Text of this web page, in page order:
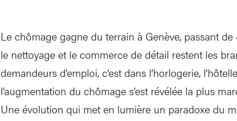
Le chômage gagne du terrain à Genève, passant
le nettoyage et le commerce de détail restent les
demandeurs d’emploi, c’est dans l’horlogerie,
l’augmentation du chômage s’est révélée la plus
Une évolution qui met en lumière un paradoxe du